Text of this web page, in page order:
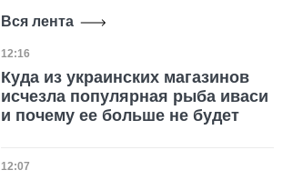
Вся лента
Дата публикации
12:16
Куда из украинских магазинов
исчезла популярная рыба иваси
и почему ее больше не будет
Дата публикации
12:07